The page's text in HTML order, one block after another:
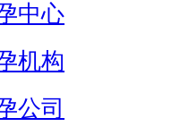
中心
机构
公司